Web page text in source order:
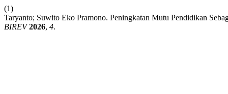
(1)
Taryanto; Suwito Eko Pramono. Peningkatan Mutu Pendidikan
BIREV 2026, 4.